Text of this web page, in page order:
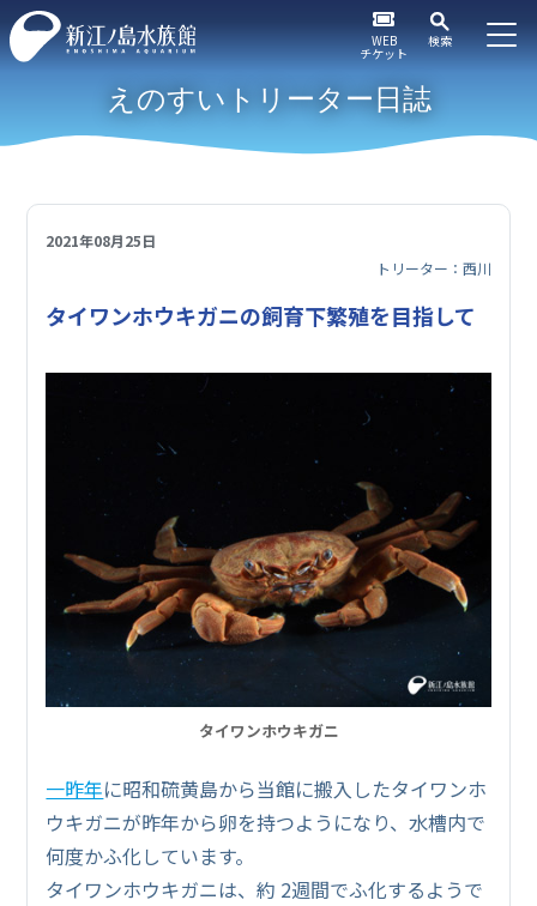
WEB
チケット
検索
えのすいトリーター日誌
2021年08月25日
トリーター：西川
タイワンホウキガニの飼育下繁殖を目指して
タイワンホウキガニ
一昨年に昭和硫黄島から当館に搬入したタイワンホ
ウキガニが昨年から卵を持つようになり、水槽内で
何度かふ化しています。
タイワンホウキガニは、約 2週間でふ化するようで